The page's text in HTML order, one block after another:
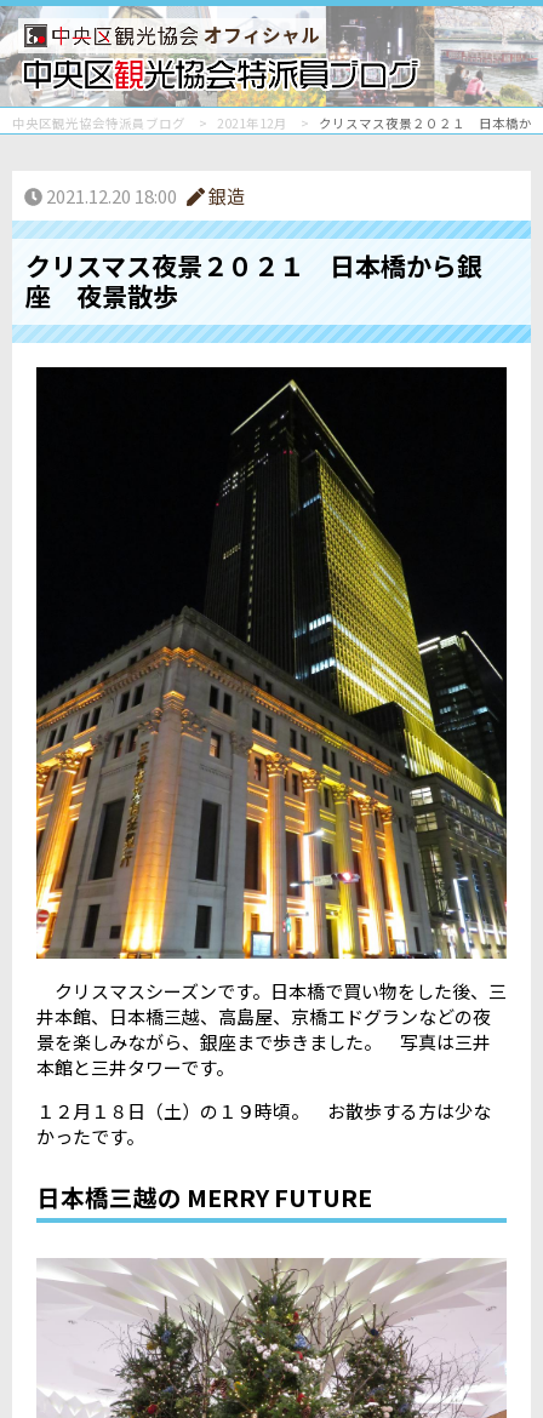
オフィシャル
中央区観光協会特派員ブログ 2021年12月 クリスマス夜景２０２１ 日本橋か
2021.12.20 18:00 銀造
クリスマス夜景２０２１ 日本橋から銀
座 夜景散歩
クリスマスシーズンです。日本橋で買い物をした後、三
井本館、日本橋三越、高島屋、京橋エドグランなどの夜
景を楽しみながら、銀座まで歩きました。 写真は三井
本館と三井タワーです。
１２月１８日（土）の１９時頃。 お散歩する方は少な
かったです。
日本橋三越の MERRY FUTURE